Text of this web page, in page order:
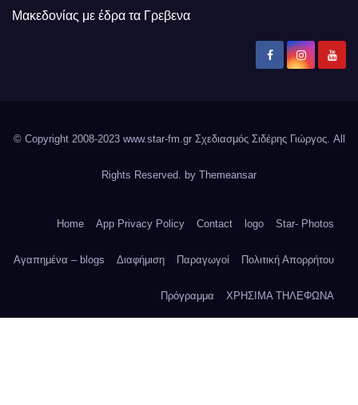
Μακεδονίας με έδρα τα Γρεβενα
© Copyright 2008-2023 www.star-fm.gr Σχεδιασμός Σιδέρης Γιώργος. All
Rights Reserved. by Themeansar
Home App Privacy Policy Contact logo Star- Photos
Αγαπημένα – blogs Διαφήμιση Παραγωγοί Πολιτική Απορρήτου
Πρόγραμμα ΧΡΗΣΙΜΑ ΤΗΛΕΦΩΝΑ